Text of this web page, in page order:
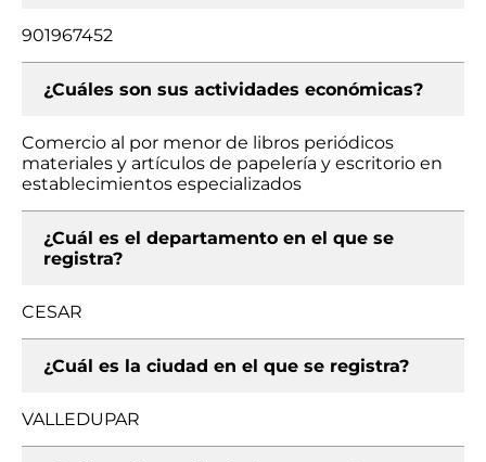
901967452
¿Cuáles son sus actividades económicas?
Comercio al por menor de libros periódicos
materiales y artículos de papelería y escritorio en
establecimientos especializados
¿Cuál es el departamento en el que se
registra?
CESAR
¿Cuál es la ciudad en el que se registra?
VALLEDUPAR